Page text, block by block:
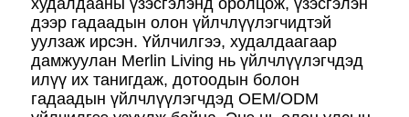
дээр гадаадын олон үйлчлүүлэгчидтэй
уулзаж ирсэн. Үйлчилгээ, худалдаагаар
дамжуулан Merlin Living нь үйлчлүүлэгчдэд
илүү их танигдаж, дотоодын болон
гадаадын үйлчлүүлэгчдэд OEM/ODM